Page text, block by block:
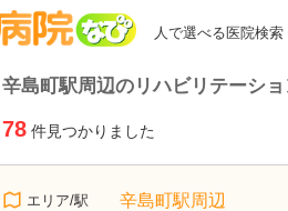
人で選べる医院検索
辛島町駅周辺のリハビリテーシ
78 件見つかりました
エリア/駅 辛島町駅周辺